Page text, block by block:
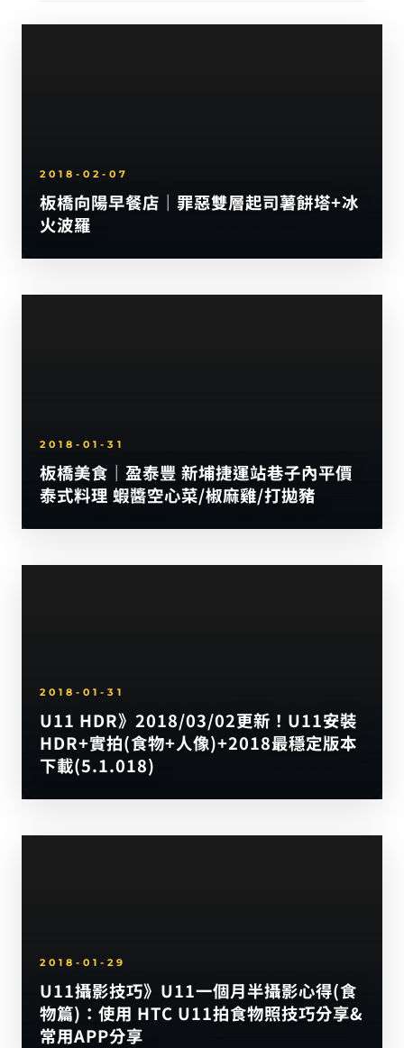
2018-02-07
板橋向陽早餐店｜罪惡雙層起司薯餅塔+冰
火波羅
2018-01-31
板橋美食｜盈泰豐 新埔捷運站巷子內平價
泰式料理 蝦醬空心菜/椒麻雞/打拋豬
2018-01-31
U11 HDR》2018/03/02更新！U11安裝
HDR+實拍(食物+人像)+2018最穩定版本
下載(5.1.018)
2018-01-29
U11攝影技巧》U11一個月半攝影心得(食
物篇)：使用 HTC U11拍食物照技巧分享&
常用APP分享